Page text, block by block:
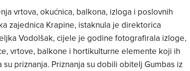
vrtova, okućnica, balkona, izloga i poslovnih
zajednica Krapine, istaknula je direktorica
Vodolšak, cijele je godine fotografirala izloge,
vrtove, balkone i hortikulturne elemente koji ih
priznanja. Priznanja su dobili obitelj Gumbas iz